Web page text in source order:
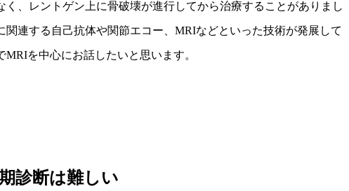
く、レントゲン上に骨破壊が進行してから治療することがありまし
関連する自己抗体や関節エコー、MRIなどといった技術が発展して
を中心にお話したいと思います。
診断は難しい